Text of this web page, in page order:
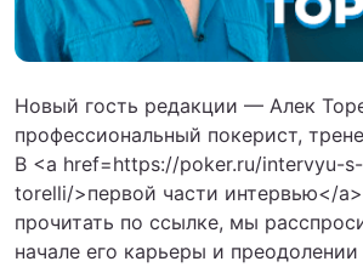
Новый гость редакции — Алек
профессиональный покерист,
В <a href=https://poker.ru/intervyu-
torelli/>первой части интервью</
прочитать по ссылке, мы
начале его карьеры и